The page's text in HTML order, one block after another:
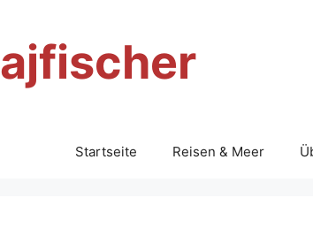
ajfischer
Startseite Reisen & Meer